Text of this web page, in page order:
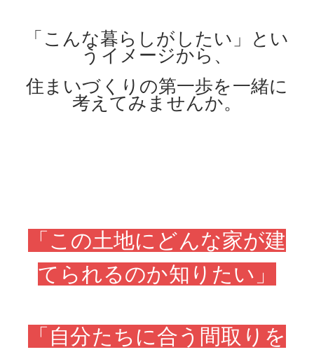
「こんな暮らしがしたい」とい
うイメージから、
住まいづくりの第一歩を一緒に
考えてみませんか。
「この土地にどんな家が建
てられるのか知りたい」
「自分たちに合う間取りを